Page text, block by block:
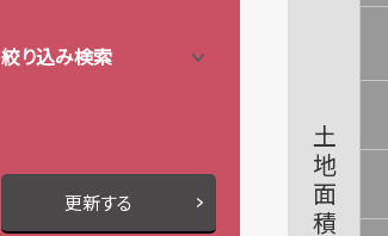
絞り込み検索
更新する 土地面積